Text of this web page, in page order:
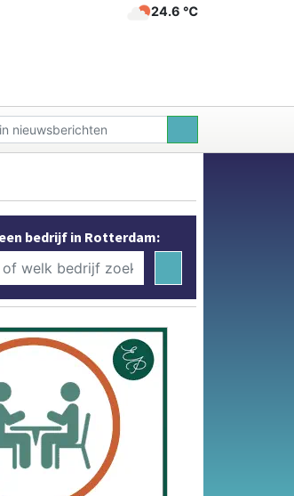
24.6 ℃
bedrijf in Rotterdam: